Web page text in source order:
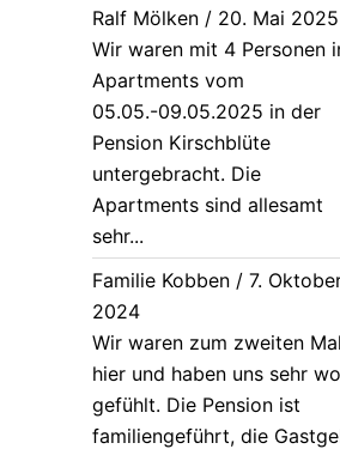
Ralf Mölken/ 20. Mai 2025
Wir waren mit 4 Personen
Apartments vom
05.05.-09.05.2025 in der
Pension Kirschblüte
untergebracht. Die
Apartments sind allesamt
sehr...
Familie Kobben/ 7.
2024
Wir waren zum zweiten Mal
hier und haben uns sehr
gefühlt. Die Pension ist
familiengeführt, die